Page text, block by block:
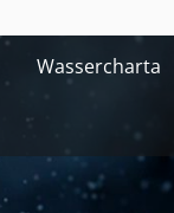
Wassercharta